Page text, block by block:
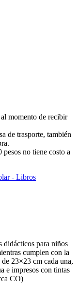
momento de recibir
de trasporte, también
no tiene costo a
- Libros
didácticos para niños
cumplen con la
23×23 cm cada una,
e impresos con tintas
CO)